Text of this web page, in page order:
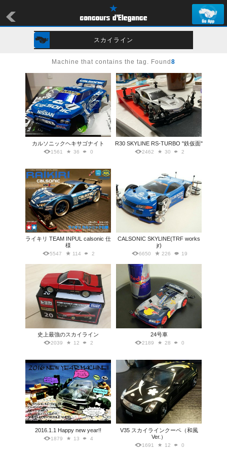
スカイライン
Machine that contains the tag. Found 8
カルソニックヘキサゴナイト
1561 36 0
R30 SKYLINE RS-TURBO "鉄仮面"
2462 30 2
ライキリ TEAM INPUL calsonic 仕
様
5547 114 2
CALSONIC SKYLINE(TRF works
jr)
6650 226 19
史上最強のスカイライン
2039 12 2
24号車
2189 28 0
2016.1.1 Happy new year!!
1879 13 4
V35 スカイラインクーペ（和風
Ver.）
1691 12 0